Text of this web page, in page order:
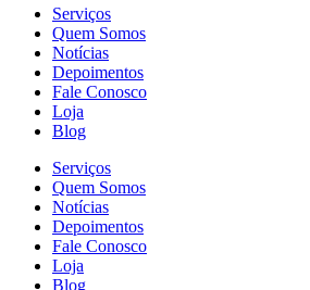
Serviços
Quem Somos
Notícias
Depoimentos
Fale Conosco
Loja
Blog
Serviços
Quem Somos
Notícias
Depoimentos
Fale Conosco
Loja
Blog